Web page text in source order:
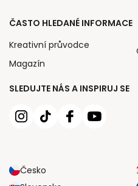
SLEDUJTE NÁS A INSPIRUJ SE
Česko
ČASTO HLEDANÉ INFORMACE
Kreativní průvodce
Magazín